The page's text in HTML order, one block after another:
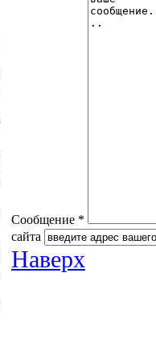
Педагоги
победителями
этапа XXI
конкурса «За
Сообщение *
сайта
Наверх